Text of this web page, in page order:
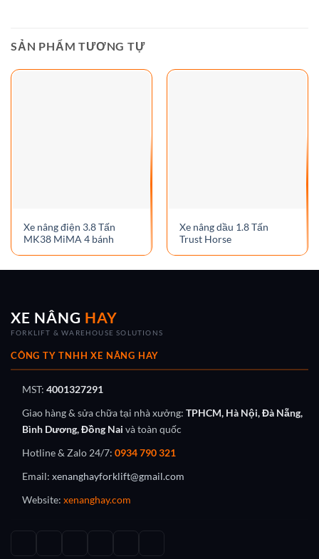
SẢN PHẨM TƯƠNG TỰ
Xe nâng điện 3.8 Tấn
MK38 MiMA 4 bánh
Xe nâng dầu 1.8 Tấn
Trust Horse
XE NÂNG HAY
FORKLIFT & WAREHOUSE SOLUTIONS
CÔNG TY TNHH XE NÂNG HAY
MST: 4001327291
Giao hàng & sửa chữa tại nhà xưởng: TPHCM, Hà Nội, Đà Nẵng,
Bình Dương, Đồng Nai và toàn quốc
Hotline & Zalo 24/7: 0934 790 321
Email: xenanghayforklift@gmail.com
Website: xenanghay.com